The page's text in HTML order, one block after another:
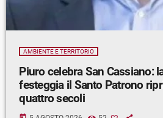
AMBIENTE E TERRITORIO
Piuro celebra San Cassiano:
festeggia il Santo Patrono
quattro secoli